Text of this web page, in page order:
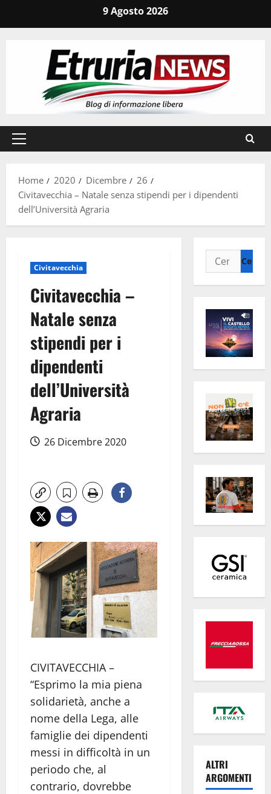
9 Agosto 2026
Menu
Home
2020 Dicembre
26
Civitavecchia – Natale senza stipendi per i dipendenti
dell’Università Agraria
Civitavecchia
Civitavecchia –
Natale senza
stipendi per i
dipendenti
dell’Università
Agraria
26 Dicembre 2020
CIVITAVECCHIA –
“Esprimo la mia piena
solidarietà, anche a
nome della Lega, alle
famiglie dei dipendenti
messi in difficoltà in un
periodo che, al
contrario, dovrebbe
Ricerca
per:
ALTRI
ARGOMENTI